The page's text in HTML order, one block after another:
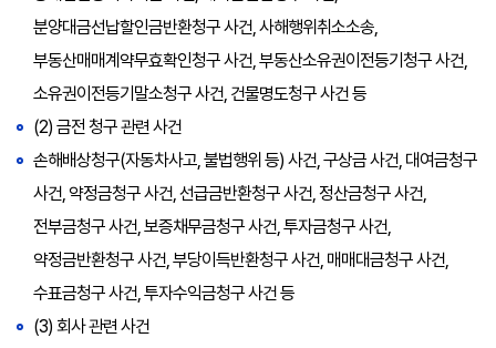
분양대금선납할인금반환청구 사건, 사해행위취소소송,
부동산매매계약무효확인청구 사건, 부동산소유권이전등기청구 사건,
소유권이전등기말소청구 사건, 건물명도청구 사건 등
(2) 금전 청구 관련 사건
손해배상청구(자동차사고, 불법행위 등) 사건, 구상금 사건, 대여금청구
사건, 약정금청구 사건, 선급금반환청구 사건, 정산금청구 사건,
전부금청구 사건, 보증채무금청구 사건, 투자금청구 사건,
약정금반환청구 사건, 부당이득반환청구 사건, 매매대금청구 사건,
수표금청구 사건, 투자수익금청구 사건 등
(3) 회사 관련 사건